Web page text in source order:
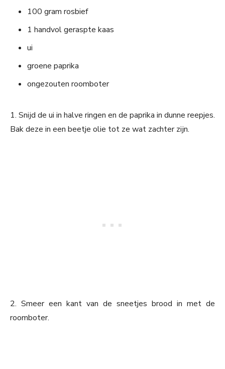
100 gram rosbief
1 handvol geraspte kaas
ui
groene paprika
ongezouten roomboter
1. Snijd de ui in halve ringen en de paprika in dunne reepjes.
Bak deze in een beetje olie tot ze wat zachter zijn.
2. Smeer een kant van de sneetjes brood in met de
roomboter.